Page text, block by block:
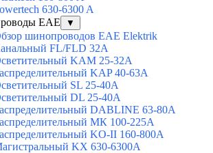
630-6300 A
EAE
▼
шинопроводов EAE Elektrik
FL/FLD 32A
KAM 25-32А
KAP 40-63A
SL 25-40А
DL 25-40А
DABLINE 63-80A
МК 100-225А
KO-II 160-800А
KX 630-6300А